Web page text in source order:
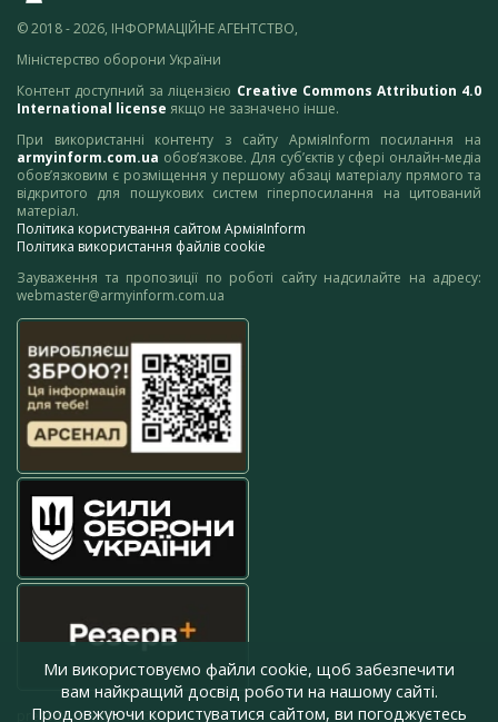
© 2018 - 2026, ІНФОРМАЦІЙНЕ АГЕНТСТВО,
Міністерство оборони України
Контент доступний за ліцензією Creative Commons Attribution 4.0
International license якщо не зазначено інше.
При використанні контенту з сайту АрміяInform посилання на
armyinform.com.ua обов’язкове. Для суб’єктів у сфері онлайн-медіа
обов’язковим є розміщення у першому абзаці матеріалу прямого та
відкритого для пошукових систем гіперпосилання на цитований
матеріал.
Політика користування сайтом АрміяInform
Політика використання файлів cookie
Зауваження та пропозиції по роботі сайту надсилайте на адресу:
webmaster@armyinform.com.ua
press@armyinform.com.ua
Ми використовуємо файли cookie, щоб забезпечити
вам найкращий досвід роботи на нашому сайті.
Продовжуючи користуватися сайтом, ви погоджуєтесь